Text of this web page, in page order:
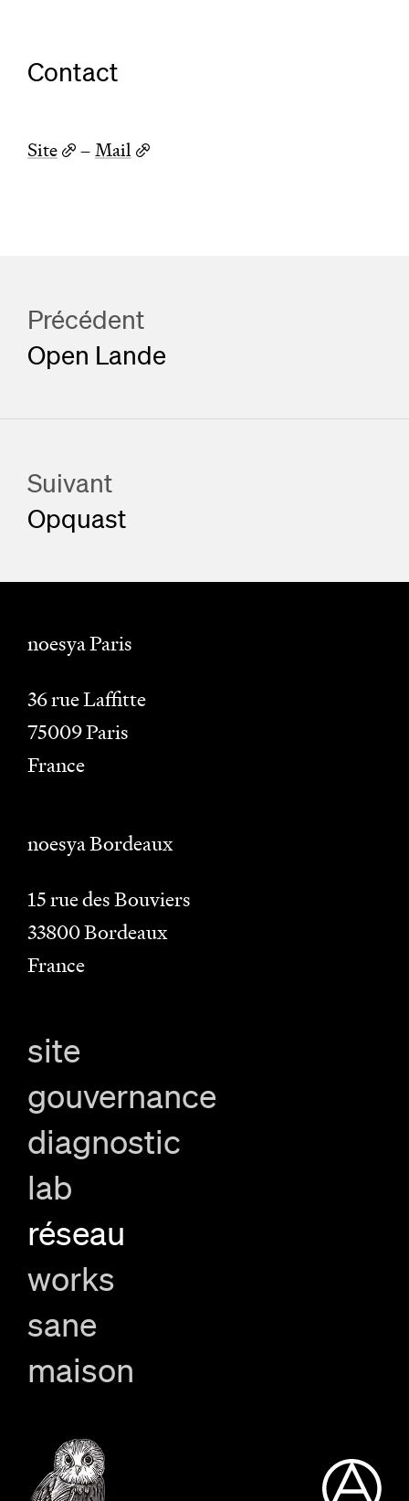
Contact
Site –Mail
Précédent
Open Lande
Suivant
Opquast
noesya Paris
36 rue Laffitte
75009Paris
France
noesya Bordeaux
15 rue des Bouviers
33800Bordeaux
France
site
gouvernance
diagnostic
lab
réseau
works
sane
maison